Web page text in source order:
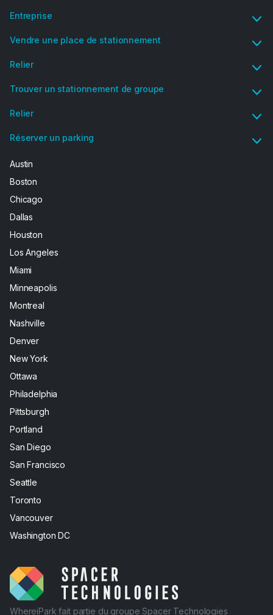
Entreprise
Vendre une place de stationnement
Relier
Trouver un stationnement de groupe
Relier
Réserver un parking
Austin
Boston
Chicago
Dallas
Houston
Los Angeles
Miami
Minneapolis
Montreal
Nashville
Denver
New York
Ottawa
Philadelphia
Pittsburgh
Portland
San Diego
San Francisco
Seattle
Toronto
Vancouver
Washington DC
WhereiPark fait partie du groupe Spacer Technologies